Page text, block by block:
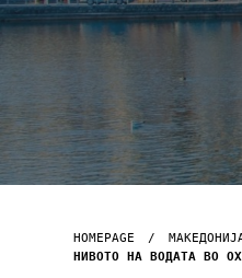
HOMEPAGE
НИВОТО НА ВОДАТА ВО